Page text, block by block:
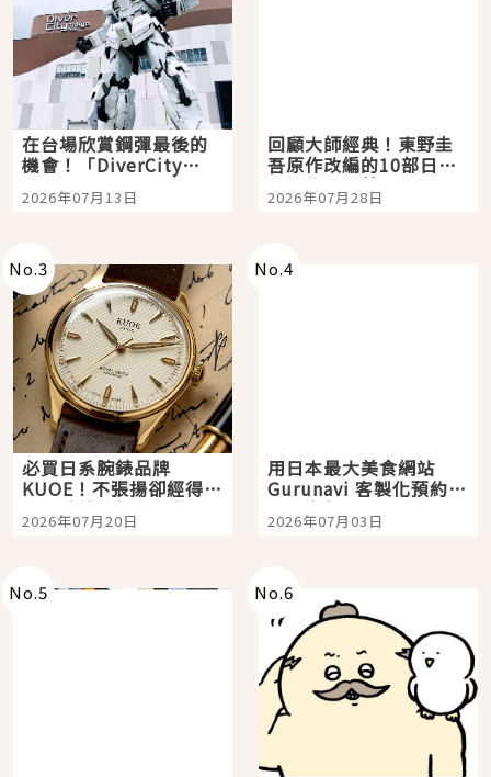
在台場欣賞鋼彈最後的
機會！「DiverCity
Tokyo Plaza」搭船、
購物、美食及夜景，一
2026年07月13日
回顧大師經典！東野圭
吾原作改編的10部日本
影視作品推薦
2026年07月28日
No.3
必買日系腕錶品牌
KUOE！不張揚卻經得起
時間洗鍊的經典之作五
選
2026年07月20日
No.4
用日本最大美食網站
Gurunavi 客製化預約九
大都市餐廳，打造專屬
美食體驗！
2026年07月03日
No.5 No.6